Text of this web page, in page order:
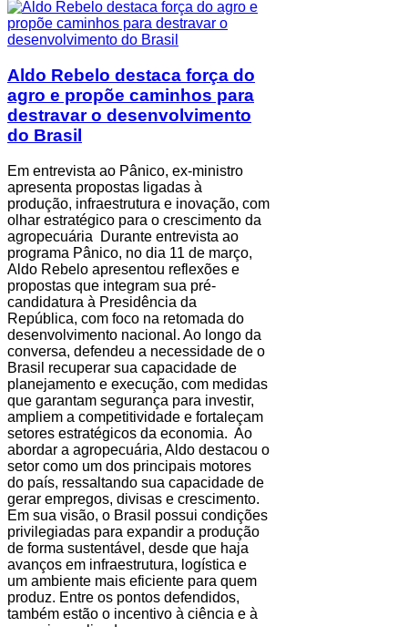
Aldo Rebelo destaca força do
agro e propõe caminhos para
destravar o desenvolvimento
do Brasil
Em entrevista ao Pânico, ex-ministro
apresenta propostas ligadas à
produção, infraestrutura e inovação, com
olhar estratégico para o crescimento da
agropecuária Durante entrevista ao
programa Pânico, no dia 11 de março,
Aldo Rebelo apresentou reflexões e
propostas que integram sua pré-
candidatura à Presidência da
República, com foco na retomada do
desenvolvimento nacional. Ao longo da
conversa, defendeu a necessidade de o
Brasil recuperar sua capacidade de
planejamento e execução, com medidas
que garantam segurança para investir,
ampliem a competitividade e fortaleçam
setores estratégicos da economia. Ao
abordar a agropecuária, Aldo destacou o
setor como um dos principais motores
do país, ressaltando sua capacidade de
gerar empregos, divisas e crescimento.
Em sua visão, o Brasil possui condições
privilegiadas para expandir a produção
de forma sustentável, desde que haja
avanços em infraestrutura, logística e
um ambiente mais eficiente para quem
produz. Entre os pontos defendidos,
também estão o incentivo à ciência e à